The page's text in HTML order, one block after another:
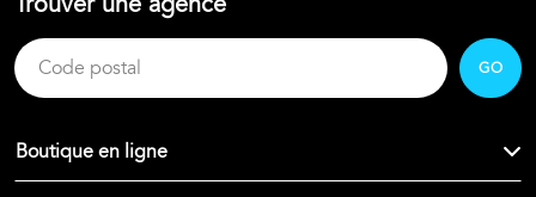
GO
Boutique en ligne